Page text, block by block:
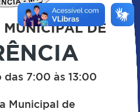
MUNICIPAL DE
7:00 às 13:00
Municipal de